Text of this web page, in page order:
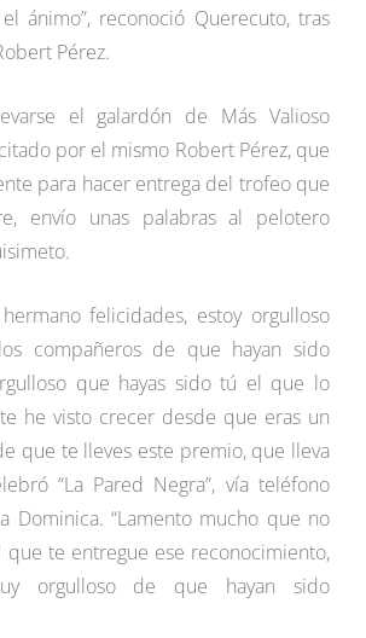
ánimo”, reconoció Querecuto, tras
Pérez.
el galardón de Más Valioso
por el mismo Robert Pérez, que
para hacer entrega del trofeo que
envío unas palabras al pelotero
felicidades, estoy orgulloso
compañeros de que hayan sido
que hayas sido tú el que lo
he visto crecer desde que eras un
que te lleves este premio, que lleva
“La Pared Negra”, vía teléfono
Dominica. “Lamento mucho que no
que te entregue ese reconocimiento,
orgulloso de que hayan sido